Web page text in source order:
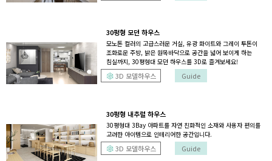
30평형 모던 하우스
모노톤 컬러의 고급스러운 거실, 유광 화이트와 그레이 투톤이
조화로운 주방, 밝은 원목바닥으로 공간을 넓어 보이게 하는
침실까지, 30평형대 모던 하우스를 3D로 즐겨보세요!
3D 모델하우스 Guide
30평형 내추럴 하우스
30평형대 3Bay 아파트를 자연 친화적인 소재와 사용자 편의를
고려한 아이템으로 인테리어한 공간입니다.
3D 모델하우스 Guide